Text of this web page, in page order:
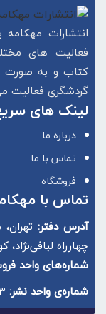
انتشارات
فعالیت های
کتاب و به
گردشگری فعالیت
لینک های
درباره ما
تماس با ما
فروشگاه
تماس با
آدرس دفتر:تهران،
چهارراه لبافی‌نژاد، کوچه
شماره‌های واحد
شماره‌‌ی واحد نشر: